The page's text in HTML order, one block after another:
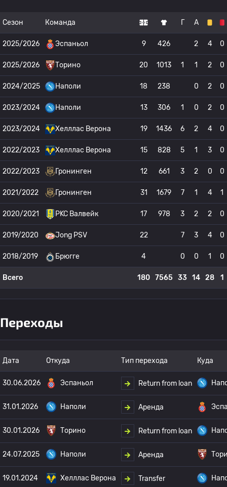
Сезон Команда Г А
2025/2026 Эспаньол 9 426 2 4 0
2025/2026 Торино 20 1013 1 1 2 0
2024/2025 Наполи 18 238 0 2 0
2023/2024 Наполи 13 306 1 0 2 0
2023/2024 Хелллас Верона 19 1436 6 2 4 0
2022/2023 Хелллас Верона 15 828 5 1 3 0
2022/2023 Гронинген 12 661 3 2 0 0
2021/2022 Гронинген 31 1679 7 1 4 1
2020/2021 РKC Валвейк 17 978 3 2 2 0
2019/2020 Jong PSV 22 7 3 4 0
2018/2019 Брюгге 4 0 0 1 0
Всего 180 7565 33 14 28 1
Переходы
Дата Откуда Тип перехода Куда
30.06.2026 Эспаньол Return from loan
31.01.2026 Наполи Аренда
30.01.2026 Торино Return from loan
24.07.2025 Наполи Аренда
19.01.2024 Хелллас Верона Transfer